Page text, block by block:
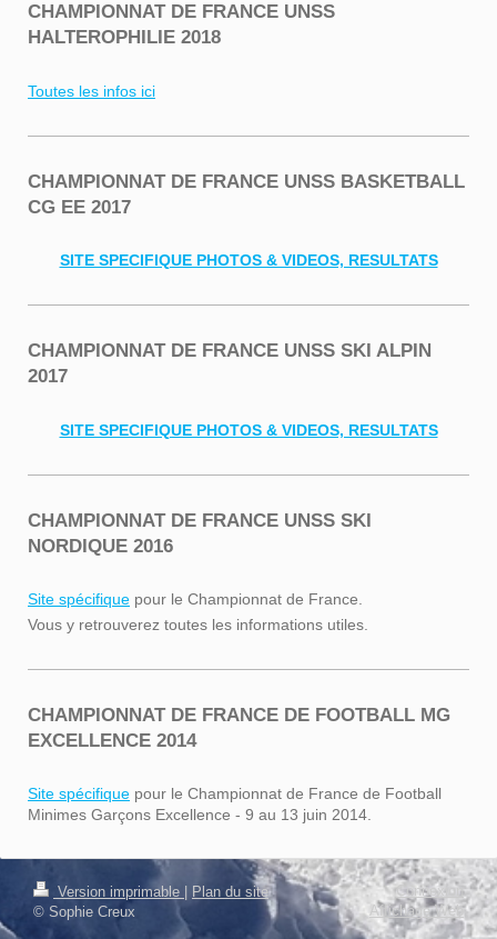
CHAMPIONNAT DE FRANCE UNSS
HALTEROPHILIE 2018
Toutes les infos ici
CHAMPIONNAT DE FRANCE UNSS BASKETBALL
CG EE 2017
SITE SPECIFIQUE PHOTOS & VIDEOS, RESULTATS
CHAMPIONNAT DE FRANCE UNSS SKI ALPIN
2017
SITE SPECIFIQUE PHOTOS & VIDEOS, RESULTATS
CHAMPIONNAT DE FRANCE UNSS SKI
NORDIQUE 2016
Site spécifique pour le Championnat de France.
Vous y retrouverez toutes les informations utiles.
CHAMPIONNAT DE FRANCE DE FOOTBALL MG
EXCELLENCE 2014
Site spécifique pour le Championnat de France de Football
Minimes Garçons Excellence - 9 au 13 juin 2014.
Version imprimable
Plan du site
© Sophie Creux
Connexion
Affichage Web